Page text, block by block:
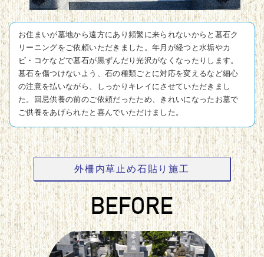
お住まいが墓地から遠方にあり頻繁に来られないからと墓石ク
リーニングをご依頼いただきました。年月が経つと水垢やカ
ビ・コケなどで墓石が黒ずんだり光沢がなくなったりします。
墓石を傷つけないよう、石の種類ごとに対応を変えるなど細心
の注意を払いながら、しっかりキレイにさせていただきまし
た。回忌供養の前のご依頼だったため、きれいになったお墓で
ご供養をあげられたと喜んでいただけました。
外柵内草止め石貼り施工